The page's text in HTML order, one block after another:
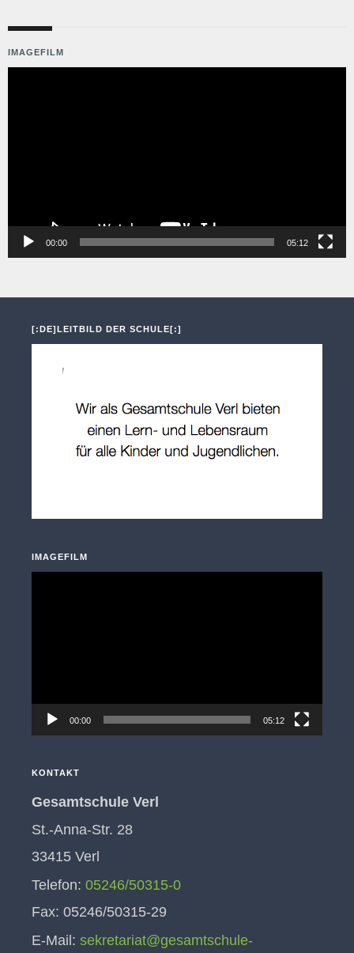
IMAGEFILM
00:00 05:12
[:DE]LEITBILD DER SCHULE[:]
IMAGEFILM
00:00 05:12
KONTAKT
Gesamtschule Verl
St.-Anna-Str. 28
33415 Verl
Telefon: 05246/50315-0
Fax: 05246/50315-29
E-Mail: sekretariat@gesamtschule-